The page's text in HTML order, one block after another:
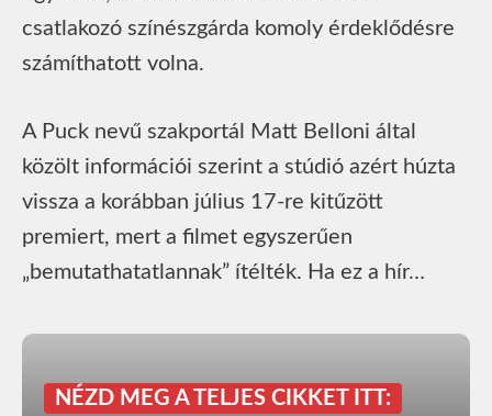
csatlakozó színészgárda komoly érdeklődésre
számíthatott volna.
A Puck nevű szakportál Matt Belloni által
közölt információi szerint a stúdió azért húzta
vissza a korábban július 17-re kitűzött
premiert, mert a filmet egyszerűen
„bemutathatatlannak” ítélték. Ha ez a hír…
NÉZD MEG A TELJES CIKKET ITT: